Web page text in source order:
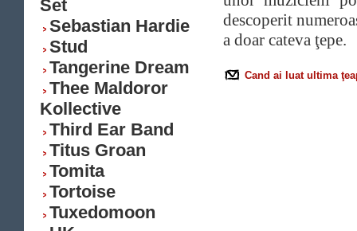
Set
Sebastian Hardie
Stud
Tangerine Dream
Thee Maldoror
Kollective
Third Ear Band
Titus Groan
Tomita
Tortoise
Tuxedomoon
descoperit
a doar cateva ţepe.
Cand ai luat ultima